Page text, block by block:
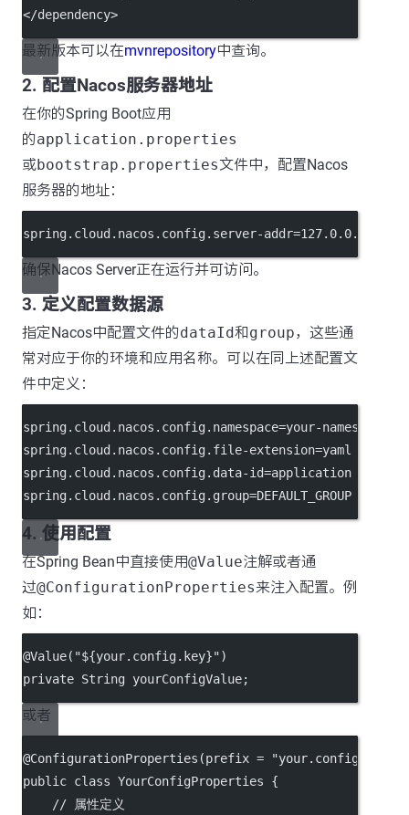
</dependency>
最新版本可以在mvnrepository中查询。
2. 配置Nacos服务器地址
在你的Spring Boot应用
的application.properties
或bootstrap.properties文件中，配置Nacos
服务器的地址：
spring.cloud.nacos.config.server-addr=127.0.0.1:8848
确保Nacos Server正在运行并可访问。
3. 定义配置数据源
指定Nacos中配置文件的dataId和group，这些通
常对应于你的环境和应用名称。可以在同上述配置文
件中定义：
spring.cloud.nacos.config.namespace=your-namespace-
spring.cloud.nacos.config.file-extension=yaml
spring.cloud.nacos.config.data-id=application
spring.cloud.nacos.config.group=DEFAULT_GROUP
4. 使用配置
在Spring Bean中直接使用@Value注解或者通
过@ConfigurationProperties来注入配置。例
如：
@Value( "${your.config.key}")
private String yourConfigValue;
或者
@ConfigurationProperties (prefix =
public class YourConfigProperties {
// 属性定义